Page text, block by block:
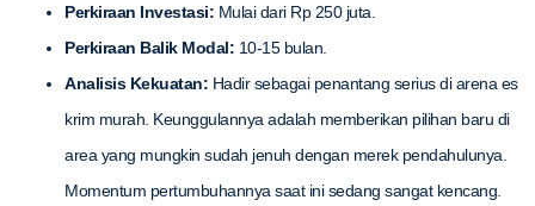
Perkiraan Investasi: Mulai dari Rp 250 juta.
Perkiraan Balik Modal: 10-15 bulan.
Analisis Kekuatan: Hadir sebagai penantang serius di arena es
krim murah. Keunggulannya adalah memberikan pilihan baru di
area yang mungkin sudah jenuh dengan merek pendahulunya.
Momentum pertumbuhannya saat ini sedang sangat kencang.